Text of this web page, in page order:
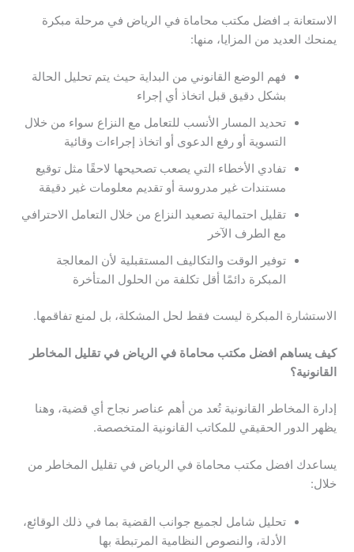
الاستعانة بـ افضل مكتب محاماة في الرياض في مرحلة مبكرة
يمنحك العديد من المزايا، منها:
فهم الوضع القانوني من البداية حيث يتم تحليل الحالة
بشكل دقيق قبل اتخاذ أي إجراء
تحديد المسار الأنسب للتعامل مع النزاع سواء من خلال
التسوية أو رفع الدعوى أو اتخاذ إجراءات وقائية
تفادي الأخطاء التي يصعب تصحيحها لاحقًا مثل توقيع
مستندات غير مدروسة أو تقديم معلومات غير دقيقة
تقليل احتمالية تصعيد النزاع من خلال التعامل الاحترافي
مع الطرف الآخر
توفير الوقت والتكاليف المستقبلية لأن المعالجة
المبكرة دائمًا أقل تكلفة من الحلول المتأخرة
الاستشارة المبكرة ليست فقط لحل المشكلة، بل لمنع تفاقمها.
كيف يساهم افضل مكتب محاماة في الرياض في تقليل المخاطر
القانونية؟
إدارة المخاطر القانونية تُعد من أهم عناصر نجاح أي قضية، وهنا
يظهر الدور الحقيقي للمكاتب القانونية المتخصصة.
يساعدك افضل مكتب محاماة في الرياض في تقليل المخاطر من
خلال:
تحليل شامل لجميع جوانب القضية بما في ذلك الوقائع،
الأدلة، والنصوص النظامية المرتبطة بها